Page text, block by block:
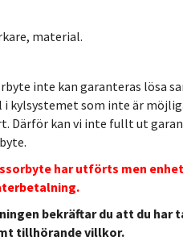
material.
inte kan garanteras lösa
i kylsystemet som inte är
Därför kan vi inte fullt ut
har utförts men
bekräftar du att du har
tillhörande villkor.